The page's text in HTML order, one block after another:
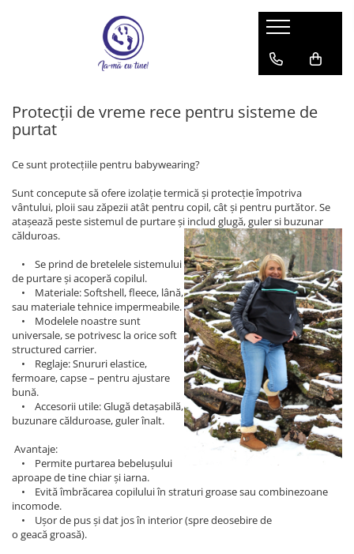
Babywearing & îmbrățișări sigure
Toddler
Preschooler
Instructiuni de folosire
Wrap elastic
Paturici
Protectii de bretele
Accessorii Nido
Protecții de vreme rece pentru sisteme de
purtat
Ce sunt protecțiile pentru babywearing?
Sunt concepute să ofere izolație termică și protecție împotriva
vântului, ploii sau zăpezii atât pentru copil, cât și pentru purtător. Se
atașează peste sistemul de purtare și includ glugă, guler si buzunar
călduroas.
• Se prind de bretelele sistemului
de purtare și acoperă copilul.
• Materiale: Softshell, fleece, lână,
sau materiale tehnice impermeabile.
• Modelele noastre sunt
universale, se potrivesc la orice soft
structured carrier.
• Reglaje: Snururi elastice,
fermoare, capse – pentru ajustare
bună.
• Accesorii utile: Glugă detașabilă,
buzunare călduroase, guler înalt.
Avantaje:
• Permite purtarea bebelușului
aproape de tine chiar și iarna.
• Evită îmbrăcarea copilului în straturi groase sau combinezoane
incomode.
• Ușor de pus și dat jos în interior (spre deosebire de
o geacă groasă).